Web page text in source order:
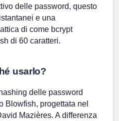
delle password, questo
e una
di come bcrypt
di 60 caratteri.
usarlo?
delle password
Blowfish, progettata nel
Mazières. A differenza